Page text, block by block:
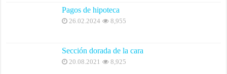
Pagos de hipoteca
26.02.2024 8,955
Sección dorada de la cara
20.08.2021 8,925